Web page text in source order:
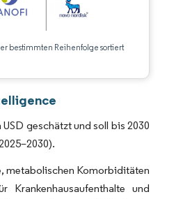
bestimmten Reihenfolge sortiert
geschätzt und soll bis 2030
metabolischen Komorbiditäten
Krankenhausaufenthalte und